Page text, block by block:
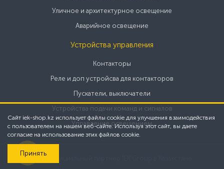
Уличное и архитектурное освещение
Аварийное освещение
Устройства управления
Контакторы
Реле и доп устройсва для контакторов
Пускатели, выключатели
Устройства подачи команд и сигналов
Управление освещением
Сайт iek-shop.kz использует файлы cookie для улучшения взаимодействия
с пользователем на нашем веб-сайте. Используя этот сайт, вы даете
согласие на использование этих файлов cookie.
Принять